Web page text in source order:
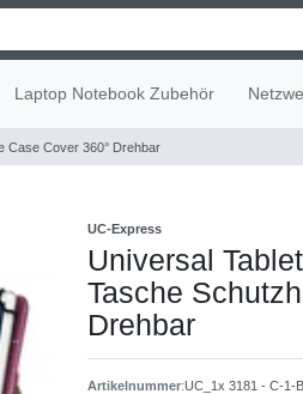
Laptop Notebook Zubehör
Case Cover 360° Drehbar
UC-Express
Universal
Tasche
Drehbar
Artikelnummer:UC_1x 3181 - C-1-